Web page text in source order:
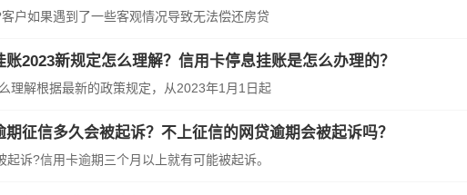
户如果遇到了一些客观情况导致无法偿还房贷
账2023新规定怎么理解？信用卡停息挂账是怎么办理的？
理解根据最新的政策规定，从2023年1月1日起
征信多久会被起诉？不上征信的网贷逾期会被起诉吗？
诉?信用卡逾期三个月以上就有可能被起诉。